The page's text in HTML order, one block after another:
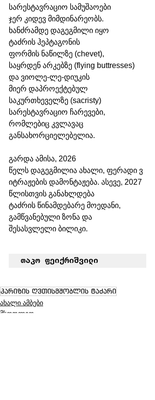
სარესტავრაციო სამუშაოები
ჯერ კიდევ მიმდინარეობს.
ხანძრამდე დაგეგმილი იყო
ტაძრის ჰეპტაგონის
ფორმის ნაწილზე (chevet),
საყრდენ არკებზე (flying buttresses)
და ვიოლე-ლე-დიუკის
მიერ დაპროექტებულ
საკურთხეველზე (sacristy)
სარესტავრაციო ჩარევები,
რომლებიც კვლავაც
განსახორციელებელია.
გარდა ამისა, 2026
წელს დაგეგმილია ახალი, ფერადი ვ
იტრაჟების დამონტაჟება. ასევე, 2027
წლისთვის განახლდება
ტაძრის წინამდებარე მოედანი,
გამწვანებული ზონა და
შესასვლელი ბილიკი.
თაკო ფეიქრიშვილი
პარიზის ღვთისმშობლის ტაძარი
ახალი ამბები
მსოფლიო